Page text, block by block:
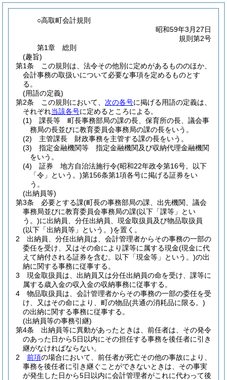
○高取町会計規則
昭和59年3月27日
規則第2号
第1章
総則
(趣旨)
第1条
この規則は、法令その他別に定めがあるもののほか、
会計事務の取扱いについて必要な事項を定めるものとす
る。
(用語の定義)
第2条
この規則において、 次の各号に掲げる用語の定義は、
それぞれ当該各号に定めるところによる。
(1)
課長等 町長事務部局の課の長、保育所の長、議会事
務局の長並びに教育委員会事務局の課の長をいう。
(2)
主管課長 財政事務を主管する課の長をいう。
(3)
指定金融機関等 指定金融機関及び収納代理金融機関
をいう。
(4)
証券 地方自治法施行令(昭和22年政令第16号。以下
「令」という。)第156条第1項各号に掲げる証券をい
う。
(出納員等)
第3条
必要とする課(町長の事務部局の課、出先機関、議会
事務局並びに教育委員会事務局の課(以下「課等」とい
う。)に出納員、分任出納員、現金取扱員及び物品取扱員
(以下「出納員等」という。)を置く。
2
出納員、分任出納員は、会計管理者からその事務の一部の
委任を受け、又はその命により課等に属する現金(現金に代
えて納付される証券を含む。以下「現金等」という。)の出
納に関する事務に従事する。
3
現金取扱員は、出納員又は分任出納員の命を受け、課等に
属する歳入金の収入金の収納事務に従事する。
4
物品取扱員は、会計管理者からその事務の一部の委任を受
け、又はその命により、町の物品(共通の消耗品に限る。)
の出納に関する事務に従事する。
(出納員等の事務引継)
第4条
出納員等に異動があったときは、前任者は、その発令
のあった日から5日以内にその担任する事務を後任者に引き
継がなければならない。
2
前項の場合において、前任者が死亡その他の事故により、
事務を後任者に引き継ぐことができないときは、その事実
が発生した日から5日以内に会計管理者がこれに代わって後